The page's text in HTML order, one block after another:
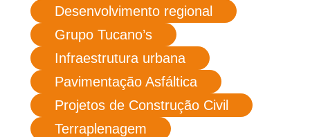
Desenvolvimento regional
Grupo Tucano’s
Infraestrutura urbana
Pavimentação Asfáltica
Projetos de Construção Civil
Terraplenagem